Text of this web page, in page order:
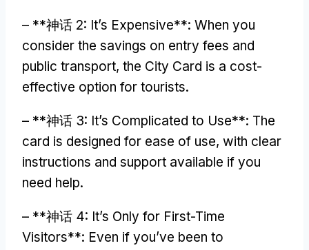
– **神话 2: It’s Expensive**: When you
consider the savings on entry fees and
public transport, the City Card is a cost-
effective option for tourists.
– **神话 3: It’s Complicated to Use**: The
card is designed for ease of use, with clear
instructions and support available if you
need help.
– **神话 4: It’s Only for First-Time
Visitors**: Even if you’ve been to